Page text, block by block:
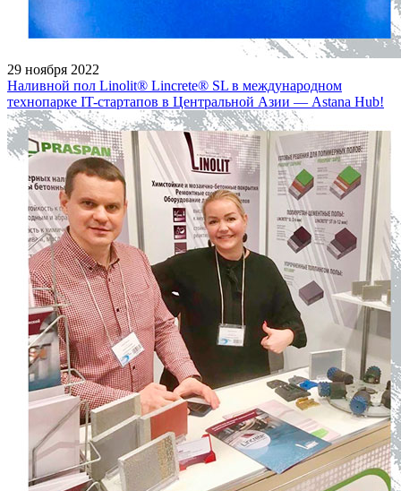
29 ноября 2022
Наливной пол Linolit® Lincrete® SL в международном
технопарке IT-стартапов в Центральной Азии — Astana Hub!